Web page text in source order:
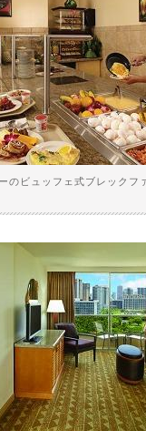
のビュッフェ式ブレックフ